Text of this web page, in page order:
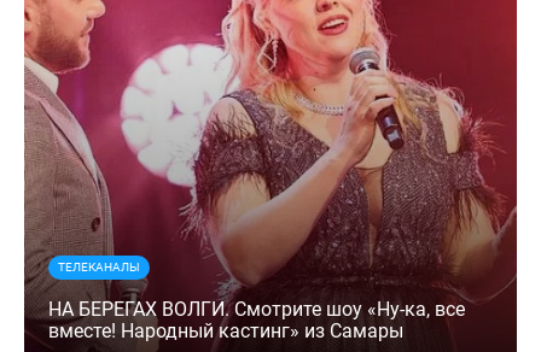
ТЕЛЕКАНАЛЫ
НА БЕРЕГАХ ВОЛГИ. Смотрите шоу «Ну-ка, все
вместе! Народный кастинг» из Самары